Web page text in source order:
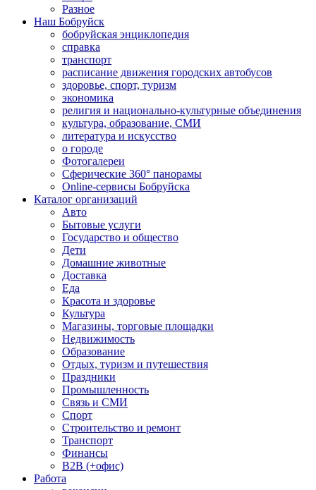
Разное
Наш Бобруйск
бобруйская энциклопедия
справка
транспорт
расписание движения городских автобусов
здоровье, спорт, туризм
экономика
религия и национально-культурные объединения
культура, образование, СМИ
литература и искусство
о городе
Фотогалереи
Сферические 360° панорамы
Online-сервисы Бобруйска
Каталог организаций
Авто
Бытовые услуги
Государство и общество
Дети
Домашние животные
Доставка
Еда
Красота и здоровье
Культура
Магазины, торговые площадки
Недвижимость
Образование
Отдых, туризм и путешествия
Праздники
Промышленность
Связь и СМИ
Спорт
Строительство и ремонт
Транспорт
Финансы
B2B (+офис)
Работа